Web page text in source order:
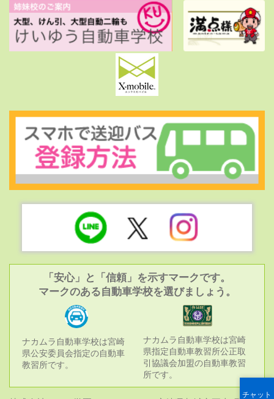
チャット
「安心」と「信頼」を示すマークです。
マークのある自動車学校を選びましょう。
ナカムラ自動車学校は宮崎
県公安委員会指定の自動車
教習所です。
ナカムラ自動車学校は宮崎
県指定自動車教習所公正取
引協議会加盟の自動車教習
所です。